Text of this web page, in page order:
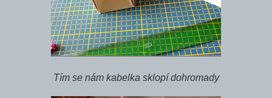
Tím se nám kabelka sklopí dohromady